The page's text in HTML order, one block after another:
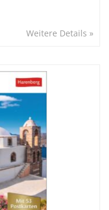
Weitere Details »